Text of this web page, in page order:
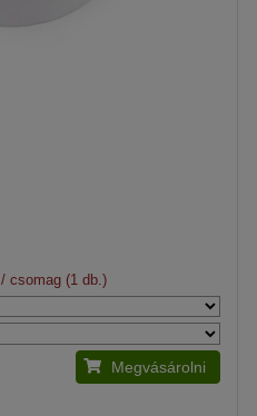
/ csomag (1 db.)
Megvásárolni